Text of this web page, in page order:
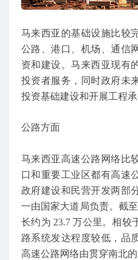
马来西亚的基础设施比较
公路、港口、机场、通信
资和建设。马来西亚现有
投资者服务，同时政府未
投资基础建设和开展工程承
公路方面
马来西亚高速公路网络比
口和重要工业区都有高速
政府建设和民营开发两部
一由国家大道局负责。截
长约为 23.7 万公里。相较
路系统发达程度较低，品
高速公路网络由贯穿南北的